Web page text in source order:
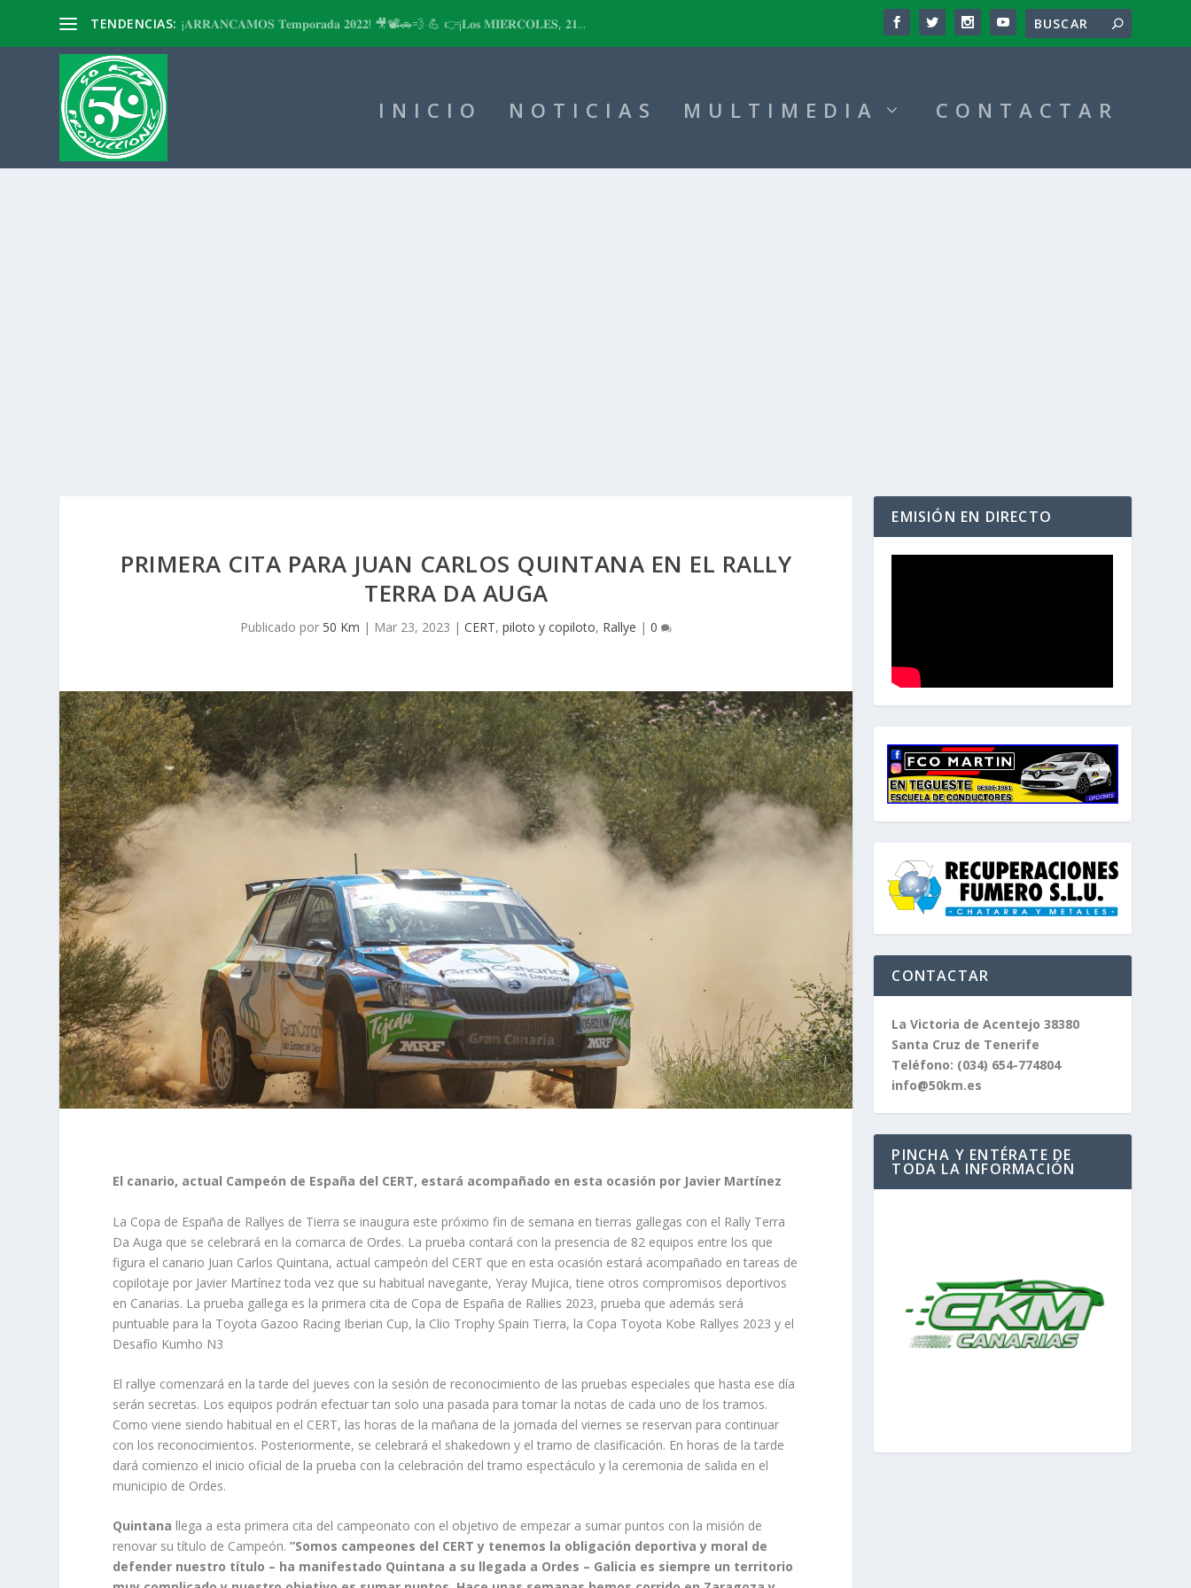
TENDENCIAS: ¡𝐀𝐑𝐑𝐀𝐍𝐂𝐀𝐌𝐎𝐒 𝐓𝐞𝐦𝐩𝐨𝐫𝐚𝐝𝐚 𝟐𝟎𝟐𝟐! 🎥📽🚗💨 💪 👉¡𝐋𝐨𝐬 𝐌𝐈𝐄́𝐑𝐂𝐎𝐋𝐄𝐒, 𝟐𝟏...
INICIO NOTICIAS MULTIMEDIA CONTACTAR
PRIMERA CITA PARA JUAN CARLOS QUINTANA EN EL RALLY
TERRA DA AUGA
Publicado por 50 Km | Mar 23, 2023 |CERT,piloto y copiloto, Rallye |0
El canario, actual Campeón de España del CERT, estará acompañado en esta ocasión por Javier Martínez
La Copa de España de Rallyes de Tierra se inaugura este próximo fin de semana en tierras gallegas con el Rally Terra
Da Auga que se celebrará en la comarca de Ordes. La prueba contará con la presencia de 82 equipos entre los que
figura el canario Juan Carlos Quintana, actual campeón del CERT que en esta ocasión estará acompañado en tareas de
copilotaje por Javier Martínez toda vez que su habitual navegante, Yeray Mujica, tiene otros compromisos deportivos
en Canarias. La prueba gallega es la primera cita de Copa de España de Rallies 2023, prueba que además será
puntuable para la Toyota Gazoo Racing Iberian Cup, la Clio Trophy Spain Tierra, la Copa Toyota Kobe Rallyes 2023 y el
Desafío Kumho N3
El rallye comenzará en la tarde del jueves con la sesión de reconocimiento de las pruebas especiales que hasta ese día
serán secretas. Los equipos podrán efectuar tan solo una pasada para tomar la notas de cada uno de los tramos.
Como viene siendo habitual en el CERT, las horas de la mañana de la jornada del viernes se reservan para continuar
con los reconocimientos. Posteriormente, se celebrará el shakedown y el tramo de clasificación. En horas de la tarde
dará comienzo el inicio oficial de la prueba con la celebración del tramo espectáculo y la ceremonia de salida en el
municipio de Ordes.
Quintana llega a esta primera cita del campeonato con el objetivo de empezar a sumar puntos con la misión de
renovar su título de Campeón.”Somos campeones del CERT y tenemos la obligación deportiva y moral de
defender nuestro título – ha manifestado Quintana a su llegada a Ordes – Galicia es siempre un territorio
EMISIÓN EN DIRECTO
CONTACTAR
La Victoria de Acentejo 38380
Santa Cruz de Tenerife
Teléfono: (034) 654-774804
info@50km.es
PINCHA Y ENTÉRATE DE
TODA LA INFORMACIÓN